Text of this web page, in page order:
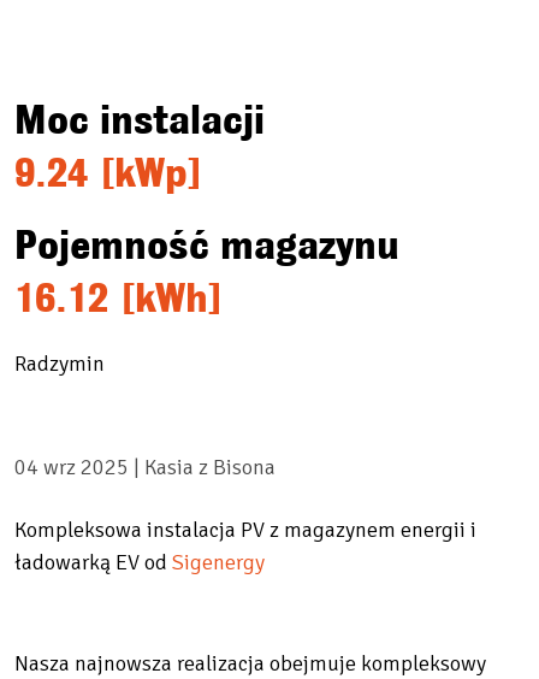
Moc instalacji
9.24 [kWp]
Pojemność magazynu
16.12 [kWh]
Radzymin
04 wrz 2025 | Kasia z Bisona
Kompleksowa instalacja PV z magazynem energii i
ładowarką EV od Sigenergy
Nasza najnowsza realizacja obejmuje kompleksowy